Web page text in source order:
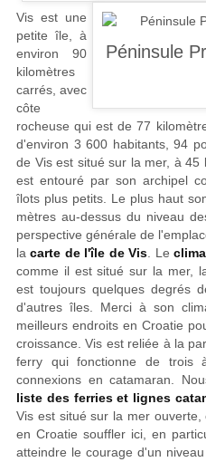
Vis est une
petite île, à
environ 90
kilomètres
carrés, avec
côte
rocheuse qui est de 77
d'environ 3 600 habitants, 94
de Vis est situé sur la mer, à
est entouré par son archipel
îlots plus petits. Le plus haut
mètres au-dessus du niveau
perspective générale de
lacarte de l'île de Vis . Le
comme il est situé sur la mer,
est toujours quelques degrés
d'autres îles. Merci à son
meilleurs endroits en Croatie
croissance. Vis est reliée à la
ferry qui fonctionne de
connexions en catamaran.
liste des ferries et lignes
Vis est situé sur la mer
en Croatie souffler ici, en
atteindre le courage d'un